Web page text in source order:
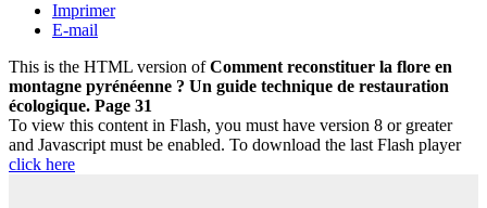
Imprimer
E-mail
This is the HTML version ofComment reconstituer la flore en
montagne pyrénéenne ? Un guide technique de restauration
écologique. Page 31
To view this content in Flash, you must have version 8 or greater
and Javascript must be enabled. To download the last Flash player
click here